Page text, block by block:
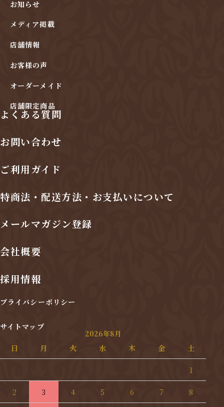
お知らせ
メディア掲載
店舗情報
お客様の声
オーダーメイド
店舗限定商品
よくある質問
お問い合わせ
ご利用ガイド
特商法・配送方法・お支払いについて
メールマガジン登録
会社概要
採用情報
プライバシーポリシー
サイトマップ
2026年8月
日 月 火 水 木 金 土
1
2 3 4 5 6 7 8